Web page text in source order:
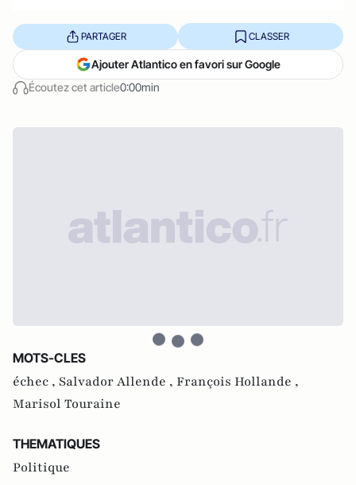
Écoutez cet article0:00min
PARTAGER CLASSER
Ajouter Atlantico en favori sur Google
MOTS-CLES
échec , Salvador Allende , François Hollande ,
Marisol Touraine
THEMATIQUES
Politique